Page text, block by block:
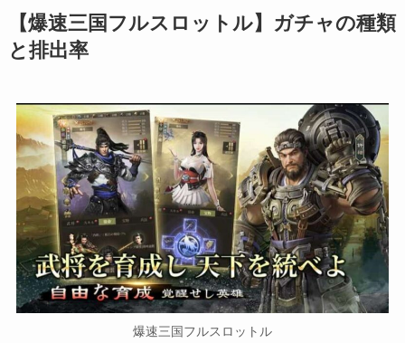
【爆速三国フルスロットル】ガチャの種類
と排出率
爆速三国フルスロットル